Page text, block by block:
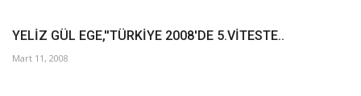
YELİZ GÜL EGE,''TÜRKİYE 2008'DE 5.VİTESTE..
Mart 11, 2008